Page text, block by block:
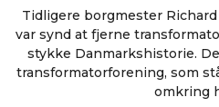
Tidligere borgmester
var synd at fjerne
stykke Danmarkshistorie.
transformatorforening, som
omkring